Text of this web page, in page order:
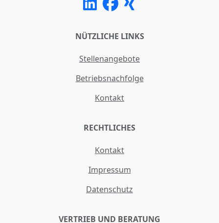
NÜTZLICHE LINKS
Stellenangebote
Betriebsnachfolge
Kontakt
RECHTLICHES
Kontakt
Impressum
Datenschutz
VERTRIEB UND BERATUNG